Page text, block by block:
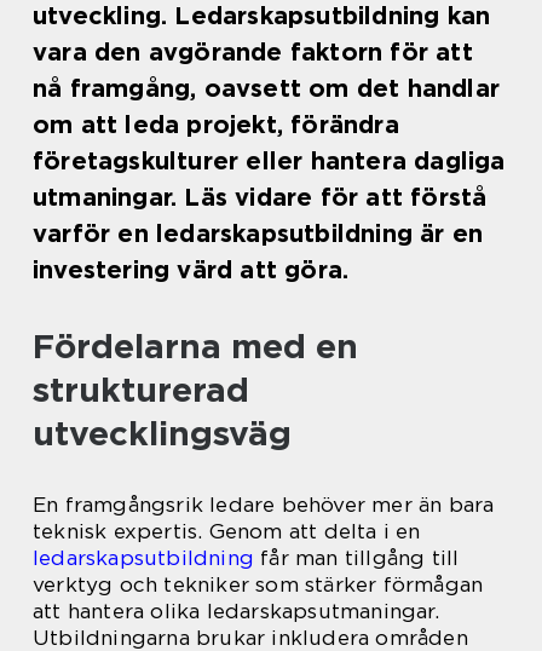
utveckling. Ledarskapsutbildning kan
vara den avgörande faktorn för att
nå framgång, oavsett om det handlar
om att leda projekt, förändra
företagskulturer eller hantera dagliga
utmaningar. Läs vidare för att förstå
varför en ledarskapsutbildning är en
investering värd att göra.
Fördelarna med en
strukturerad
utvecklingsväg
En framgångsrik ledare behöver mer än bara
teknisk expertis. Genom att delta i en
ledarskapsutbildning får man tillgång till
verktyg och tekniker som stärker förmågan
att hantera olika ledarskapsutmaningar.
Utbildningarna brukar inkludera områden